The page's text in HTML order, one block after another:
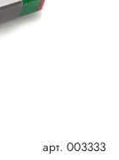
арт. 003333